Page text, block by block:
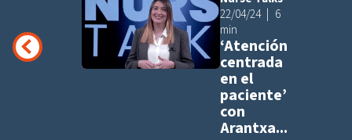
Añadir a
22/04/24
6
min
‘Atención
centrada
en el
paciente’
con
Arantxa...